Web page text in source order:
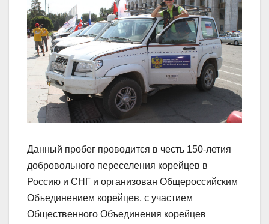
Данный пробег проводится в честь 150-летия
добровольного переселения корейцев в
Россию и СНГ и организован Общероссийским
Объединением корейцев, с участием
Общественного Объединения корейцев